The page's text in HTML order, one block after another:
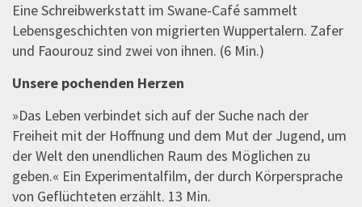
Eine Schreibwerkstatt im Swane-Café sammelt
Lebensgeschichten von migrierten Wuppertalern. Zafer
und Faourouz sind zwei von ihnen. (6 Min.)
Unsere pochenden Herzen
»Das Leben verbindet sich auf der Suche nach der
Freiheit mit der Hoffnung und dem Mut der Jugend, um
der Welt den unendlichen Raum des Möglichen zu
geben.« Ein Experimentalfilm, der durch Körpersprache
von Geflüchteten erzählt. 13 Min.